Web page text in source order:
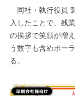
同社・執行役員
入したことで、残
の挨拶で笑顔が増
う数字も含めポー
る。